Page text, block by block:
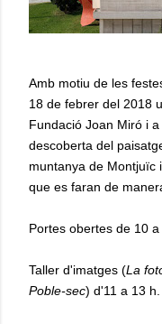
Amb motiu de les
18 de febrer del 2018
Fundació Joan Miró i
descoberta del
muntanya de Montjuïc
que es faran de
Portes obertes de 10 a
Taller d'imatges (La
Poble-sec) d'11 a 13 h.